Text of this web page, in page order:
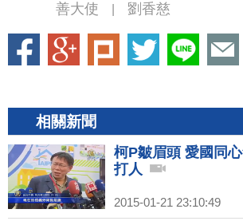
善大使
劉香慈
相關新聞
柯P皺眉頭 愛國同
打人
2015-01-21 23:10:49